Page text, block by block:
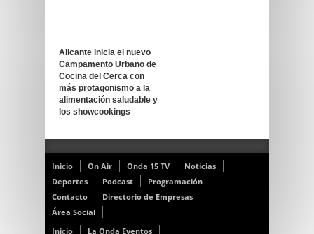
Alicante inicia el nuevo
Campamento Urbano de
Cocina del Cerca con
más protagonismo a la
alimentación saludable y
los showcookings
Inicio On Air Onda 15 TV
Noticias
Deportes
Podcast
Programación
Contacto
Directorio de Empresas
Área Social
Inicio
La Onda Eventos